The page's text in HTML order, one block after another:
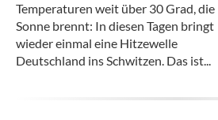
Temperaturen weit über 30 Grad, die
Sonne brennt: In diesen Tagen bringt
wieder einmal eine Hitzewelle
Deutschland ins Schwitzen. Das ist...